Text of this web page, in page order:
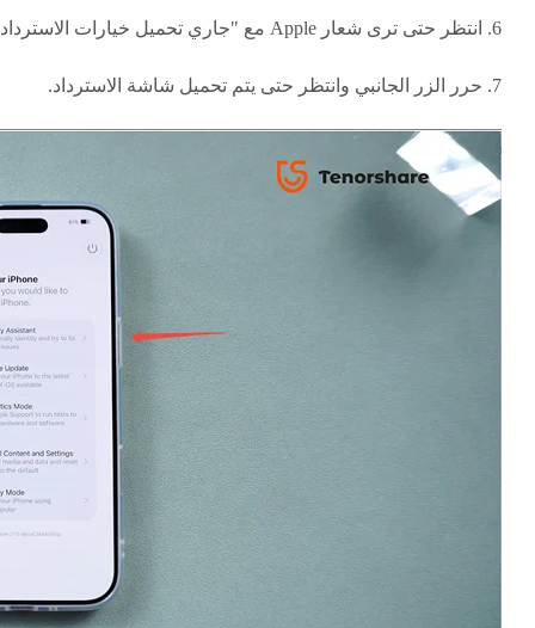
6. انتظر حتى ترى شعار Apple مع "جاري تحميل خيارات الاسترداد".
7. حرر الزر الجانبي وانتظر حتى يتم تحميل شاشة الاسترداد.